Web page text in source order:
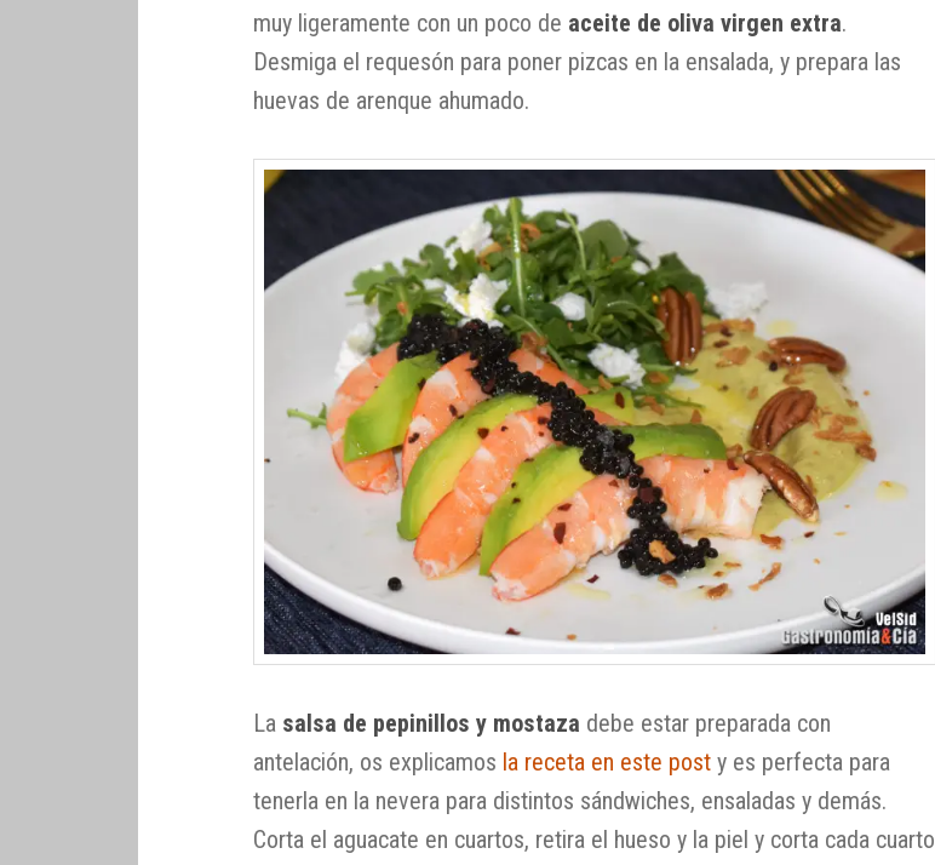
muy ligeramente con un poco de aceite de oliva virgen extra.
Desmiga el requesón para poner pizcas en la ensalada, y prepara las
huevas de arenque ahumado.
La salsa de pepinillos y mostaza debe estar preparada con
antelación, os explicamos la receta en este post y es perfecta para
tenerla en la nevera para distintos sándwiches, ensaladas y demás.
Corta el aguacate en cuartos, retira el hueso y la piel y corta cada cuarto